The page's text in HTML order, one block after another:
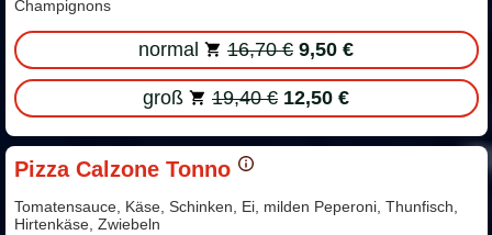
Champignons
normal 16,70 € 9,50 €
groß 19,40 € 12,50 €
Pizza Calzone Tonno
Tomatensauce, Käse, Schinken, Ei, milden Peperoni, Thunfisch,
Hirtenkäse, Zwiebeln